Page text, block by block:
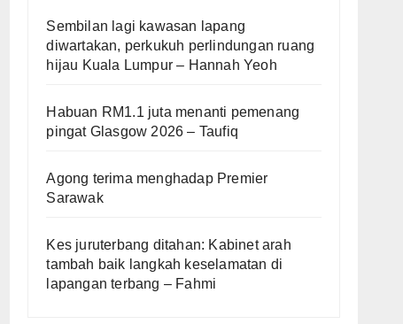
Sembilan lagi kawasan lapang
diwartakan, perkukuh perlindungan ruang
hijau Kuala Lumpur – Hannah Yeoh
Habuan RM1.1 juta menanti pemenang
pingat Glasgow 2026 – Taufiq
Agong terima menghadap Premier
Sarawak
Kes juruterbang ditahan: Kabinet arah
tambah baik langkah keselamatan di
lapangan terbang – Fahmi